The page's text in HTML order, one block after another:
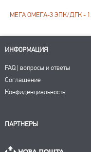
МЕГА ОМЕГА-3 ЭПК/ДГК -
ИНФОРМАЦИЯ
FAQ | вопросы и ответы
Соглашение
Конфиденциальность
ПАРТНЕРЫ